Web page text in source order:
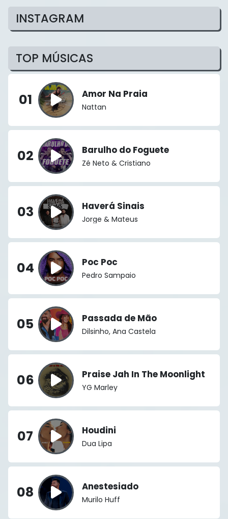
INSTAGRAM
TOP MÚSICAS
01 Amor Na Praia
Nattan
02 Barulho do Foguete
Zé Neto & Cristiano
03 Haverá Sinais
Jorge & Mateus
04 Poc Poc
Pedro Sampaio
05 Passada de Mão
Dilsinho, Ana Castela
06 Praise Jah In The Moonlight
YG Marley
07 Houdini
Dua Lipa
08 Anestesiado
Murilo Huff